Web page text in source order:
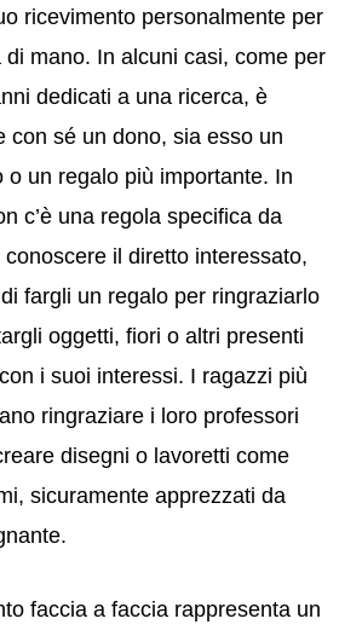
ricevimento personalmente per
di mano. In alcuni casi, come per
dedicati a una ricerca, è
con sé un dono, sia esso un
o un regalo più importante. In
c’è una regola specifica da
il diretto interessato,
fargli un regalo per ringraziarlo
oggetti, fiori o altri presenti
i suoi interessi. I ragazzi più
ringraziare i loro professori
disegni o lavoretti come
sicuramente apprezzati da
faccia a faccia rappresenta un